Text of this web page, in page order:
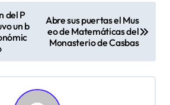
del P
un b
Abre sus puertas el Mus
eo de Matemáticas del
Monasterio de Casbas